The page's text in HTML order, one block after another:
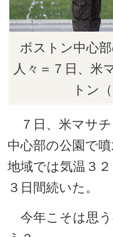
ボストン中心
人々＝７日、米
トン
７日、米マサ
中心部の公園で
地域では気温３
３日間続いた。
今年こそは思